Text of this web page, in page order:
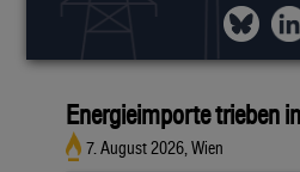
Energieimporte trieben
7. August 2026, Wien